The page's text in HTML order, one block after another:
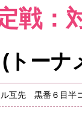
戦
ーナ
ル互先 黒番６目半